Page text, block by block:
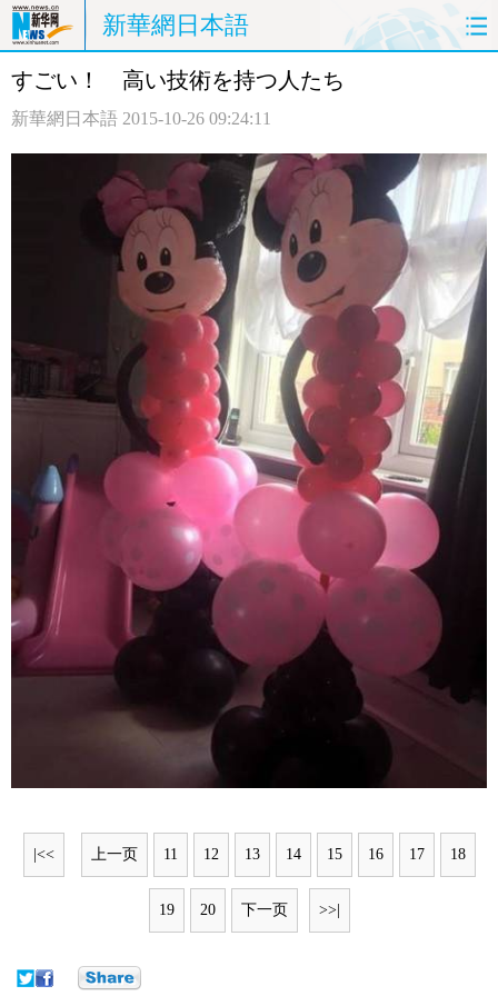
新華網日本語
ホームページ 政治
観光 評論 写真
中日対訳
すごい！ 高い技術を持つ人たち
新華網日本語 2015-10-26 09:24:11
|<< 上一页 11 12 13 14 15 16 17 18
19 20 下一页 >>|